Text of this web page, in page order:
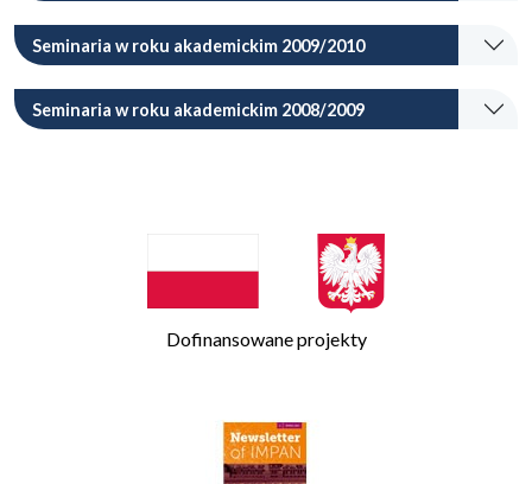
Seminaria w roku akademickim 2009/2010
Seminaria w roku akademickim 2008/2009
Dofinansowane projekty